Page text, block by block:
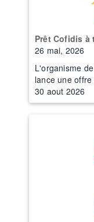
Prêt Cofidis à
26 mai, 2026
L'organisme
lance une
30 aout 2026